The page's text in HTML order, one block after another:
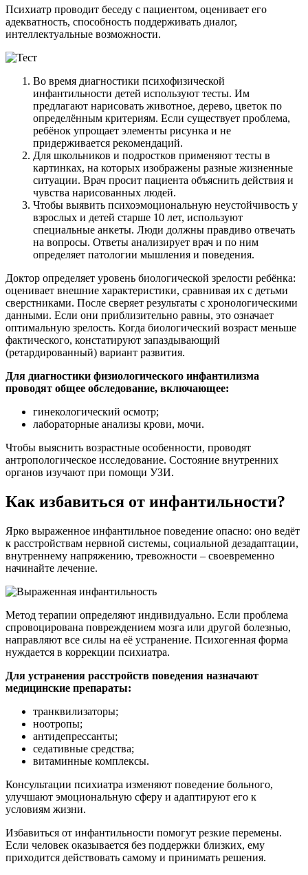
Психиатр проводит беседу с пациентом, оценивает его
адекватность, способность поддерживать диалог,
интеллектуальные возможности.
Во время диагностики психофизической
инфантильности детей используют тесты. Им
предлагают нарисовать животное, дерево, цветок по
определённым критериям. Если существует проблема,
ребёнок упрощает элементы рисунка и не
придерживается рекомендаций.
Для школьников и подростков применяют тесты в
картинках, на которых изображены разные жизненные
ситуации. Врач просит пациента объяснить действия и
чувства нарисованных людей.
Чтобы выявить психоэмоциональную неустойчивость у
взрослых и детей старше 10 лет, используют
специальные анкеты. Люди должны правдиво отвечать
на вопросы. Ответы анализирует врач и по ним
определяет патологии мышления и поведения.
Доктор определяет уровень биологической зрелости ребёнка:
оценивает внешние характеристики, сравнивая их с детьми
сверстниками. После сверяет результаты с хронологическими
данными. Если они приблизительно равны, это означает
оптимальную зрелость. Когда биологический возраст меньше
фактического, констатируют запаздывающий
(ретардированный) вариант развития.
Для диагностики физиологического инфантилизма
проводят общее обследование, включающее:
гинекологический осмотр;
лабораторные анализы крови, мочи.
Чтобы выяснить возрастные особенности, проводят
антропологическое исследование. Состояние внутренних
органов изучают при помощи УЗИ.
Как избавиться от инфантильности?
Ярко выраженное инфантильное поведение опасно: оно ведёт
к расстройствам нервной системы, социальной дезадаптации,
внутреннему напряжению, тревожности – своевременно
начинайте лечение.
Метод терапии определяют индивидуально. Если проблема
спровоцирована повреждением мозга или другой болезнью,
направляют все силы на её устранение. Психогенная форма
нуждается в коррекции психиатра.
Для устранения расстройств поведения назначают
медицинские препараты:
транквилизаторы;
ноотропы;
антидепрессанты;
седативные средства;
витаминные комплексы.
Консультации психиатра изменяют поведение больного,
улучшают эмоциональную сферу и адаптируют его к
условиям жизни.
Избавиться от инфантильности помогут резкие перемены.
Если человек оказывается без поддержки близких, ему
приходится действовать самому и принимать решения.